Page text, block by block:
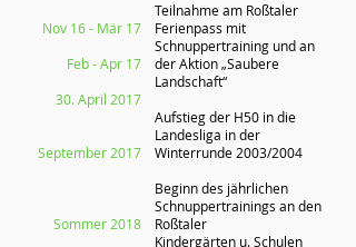
Nov 16 - Mär 17
Feb - Apr 17
30. April 2017
September 2017
Sommer 2018
Teilnahme am Roßtaler
Ferienpass mit
Schnuppertraining und an
der Aktion „Saubere
Landschaft“
Aufstieg der H50 in die
Landesliga in der
Winterrunde 2003/2004
Beginn des jährlichen
Schnuppertrainings an den
Roßtaler
Kindergärten u. Schulen